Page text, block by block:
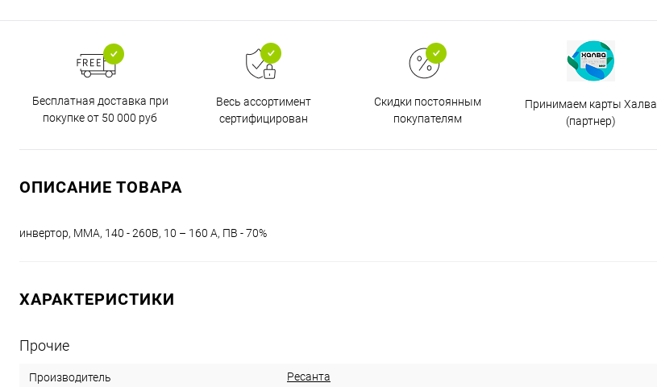
Бесплатная доставка при
покупке от 50 000 руб
Весь ассортимент
сертифицирован
Скидки постоянным
покупателям
Принимаем карты Халва
(партнер)
ОПИСАНИЕ ТОВАРА
инвертор, MMA, 140 - 260В, 10 – 160 А, ПВ - 70%
ХАРАКТЕРИСТИКИ
Прочие
Производитель Ресанта